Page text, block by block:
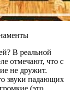
В реальной
отмечают, что с
не дружит.
звуки падающих
(это